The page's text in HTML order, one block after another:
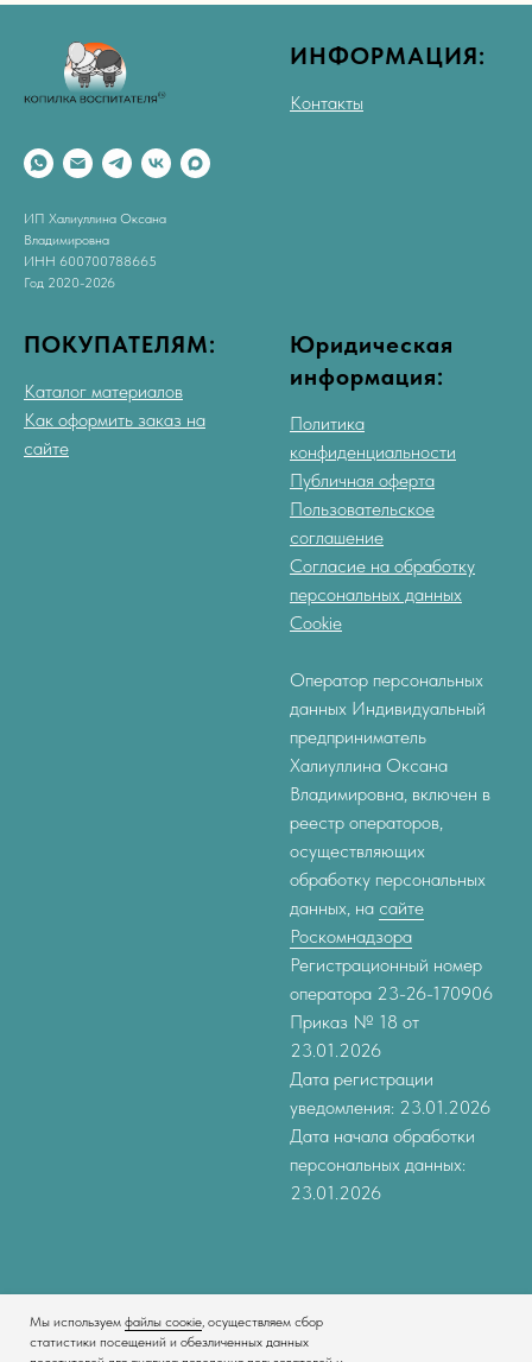
Мы используем файлы соокіе, осуществляем сбор
статистики посещений и обезличенных данных
ИП Халиуллина Оксана
Владимировна
ИНН 600700788665
Год 2020-2026
ИНФОРМАЦИЯ:
Контакты
ПОКУПАТЕЛЯМ:
Каталог материалов
Как оформить заказ на
сайте
Юридическая
информация:
Политика
конфиденциальности
Публичная оферта
Пользовательское
соглашение
Согласие на обработку
персональных данных
Cookie
Оператор персональных
данных Индивидуальный
предприниматель
Халиуллина Оксана
Владимировна, включен в
реестр операторов,
осуществляющих
обработку персональных
данных, на сайте
Роскомнадзора
Регистрационный номер
оператора 23-26-170906
Приказ № 18 от
23.01.2026
Дата регистрации
уведомления: 23.01.2026
Дата начала обработки
персональных данных:
23.01.2026